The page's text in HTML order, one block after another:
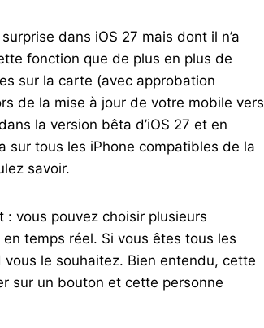
dans iOS 27 mais dont il n’a
fonction que de plus en plus de
sur la carte (avec approbation
de la mise à jour de votre mobile vers
la version bêta d’iOS 27 et en
sur tous les iPhone compatibles de la
savoir.
vous pouvez choisir plusieurs
temps réel. Si vous êtes tous les
le souhaitez. Bien entendu, cette
sur un bouton et cette personne